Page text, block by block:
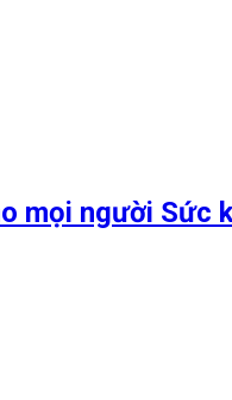
mọi người Sức